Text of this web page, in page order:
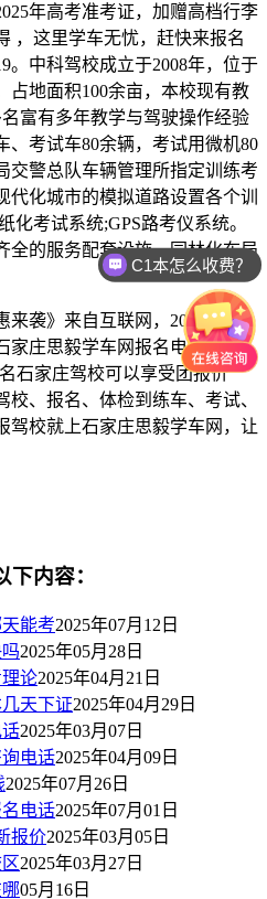
年高考准考证，加赠高档行李
，这里学车无忧，赶快来报名
。中科驾校成立于2008年，位于
占地面积100余亩，本校现有教
富有多年教学与驾驶操作经验
、考试车80余辆，考试用微机80
交警总队车辆管理所指定训练考
化城市的模拟道路设置各个训
化考试系统;GPS路考仪系统。
全的服务配套设施，园林化布局
来袭》来自互联网，2025年7月
家庄思毅学车网报名电话：
石家庄驾校可以享受团报价
、报名、体检到练车、考试、
驾校就上石家庄思毅学车网，让
内容：
能考2025年07月12日
2025年05月28日
论2025年04月21日
天下证2025年04月29日
2025年03月07日
电话2025年04月09日
2025年07月26日
电话2025年07月01日
报价2025年03月05日
2025年03月27日
05月16日
C1本怎么收费？